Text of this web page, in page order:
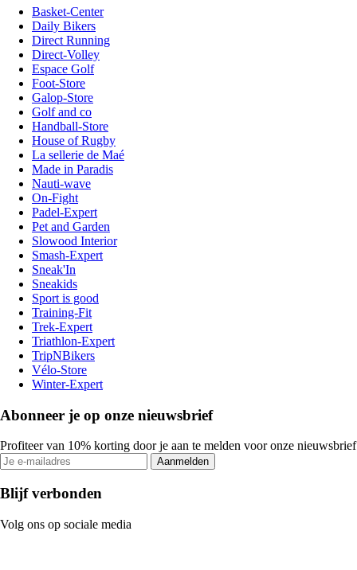
Basket-Center
Daily Bikers
Direct Running
Direct-Volley
Espace Golf
Foot-Store
Galop-Store
Golf and co
Handball-Store
House of Rugby
La sellerie de Maé
Made in Paradis
Nauti-wave
On-Fight
Padel-Expert
Pet and Garden
Slowood Interior
Smash-Expert
Sneak'In
Sneakids
Sport is good
Training-Fit
Trek-Expert
Triathlon-Expert
TripNBikers
Vélo-Store
Winter-Expert
Abonneer je op onze nieuwsbrief
Profiteer van 10% korting door je aan te melden voor onze nieuwsbrief
Aanmelden
Blijf verbonden
Volg ons op sociale media